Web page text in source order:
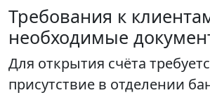
Требования к
необходимые
Для открытия счёта
присутствие в отделении